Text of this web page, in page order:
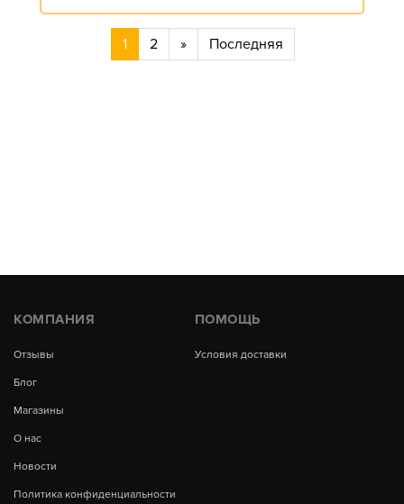
1 2 » Последняя
КОМПАНИЯ
Отзывы
Блог
Магазины
О нас
Новости
Политика конфиденциальности
ПОМОЩЬ
Условия доставки